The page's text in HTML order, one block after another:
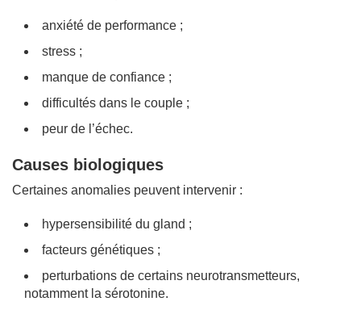
anxiété de performance ;
stress ;
manque de confiance ;
difficultés dans le couple ;
peur de l’échec.
Causes biologiques
Certaines anomalies peuvent intervenir :
hypersensibilité du gland ;
facteurs génétiques ;
perturbations de certains neurotransmetteurs,
notamment la sérotonine.